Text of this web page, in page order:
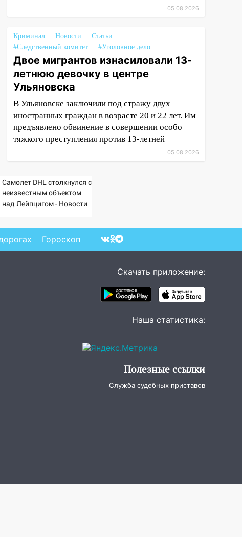
05.08.2026
Криминал Новости
Статьи
#Следственный комитет
#Уголовное дело
Двое мигрантов изнасиловали 13-
летнюю девочку в центре
Ульяновска
В Ульяновске заключили под стражу двух
иностранных граждан в возрасте 20 и 22 лет. Им
предъявлено обвинение в совершении особо
тяжкого преступления против 13-летней
05.08.2026
Самолет DHL столкнулся с
неизвестным объектом
над Лейпцигом - Новости
Гороскоп
Скачать приложение:
Наша статистика:
Полезные ссылки
Служба судебных приставов